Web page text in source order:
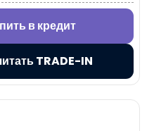
в кредит
TRADE-IN